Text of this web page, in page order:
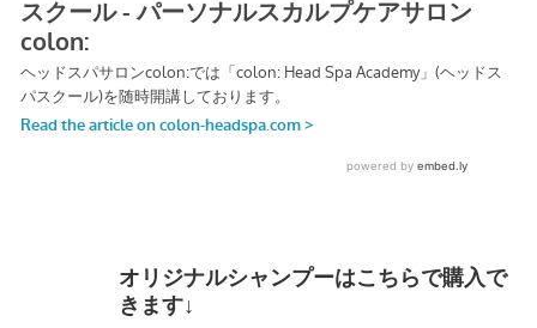
オリジナルシャンプーはこちらで購入で
きます↓